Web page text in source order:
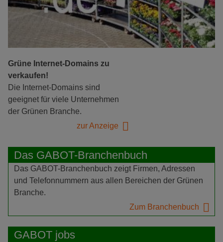
Grüne Internet-Domains zu
verkaufen!
Die Internet-Domains sind
geeignet für viele Unternehmen
der Grünen Branche.
zur Anzeige
Das GABOT-Branchenbuch
Das GABOT-Branchenbuch zeigt Firmen, Adressen
und Telefonnummern aus allen Bereichen der Grünen
Branche.
Zum Branchenbuch
GABOT jobs